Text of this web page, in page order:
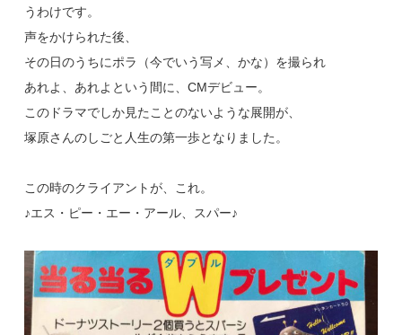
うわけです。
声をかけられた後、
その日のうちにポラ（今でいう写メ、かな）を撮られ
あれよ、あれよという間に、CMデビュー。
このドラマでしか見たことのないような展開が、
塚原さんのしごと人生の第一歩となりました。
この時のクライアントが、これ。
♪エス・ピー・エー・アール、スパー♪